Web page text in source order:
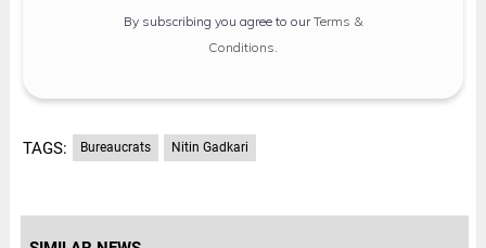
By subscribing you agree to ourTerms &
Conditions
TAGS: Bureaucrats Nitin Gadkari